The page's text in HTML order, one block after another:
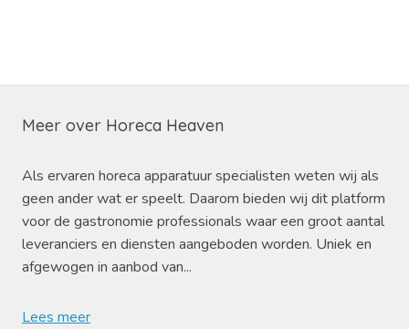
Meer over Horeca Heaven
Als ervaren horeca apparatuur specialisten weten wij als
geen ander wat er speelt. Daarom bieden wij dit platform
voor de gastronomie professionals waar een groot aantal
leveranciers en diensten aangeboden worden. Uniek en
afgewogen in aanbod van...
Lees meer